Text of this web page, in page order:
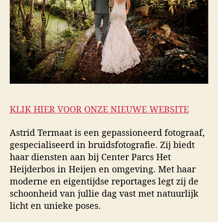
KLIK HIER VOOR ONZE NIEUWE WEBSITE
Astrid Termaat is een gepassioneerd fotograaf,
gespecialiseerd in bruidsfotografie. Zij biedt
haar diensten aan bij Center Parcs Het
Heijderbos in Heijen en omgeving. Met haar
moderne en eigentijdse reportages legt zij de
schoonheid van jullie dag vast met natuurlijk
licht en unieke poses.